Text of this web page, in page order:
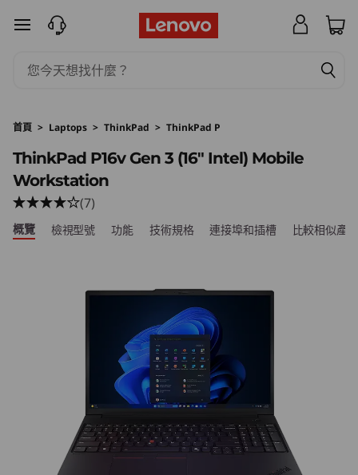
T
n
k
P
a
跳至主要內容
首頁 > Laptops > ThinkPad > ThinkPad P
ThinkPad P16v Gen 3 (16″ Intel) Mobile
Workstation
(7)
概覽 檢視型號 功能 技術規格 連接埠和插槽 比較相似產品